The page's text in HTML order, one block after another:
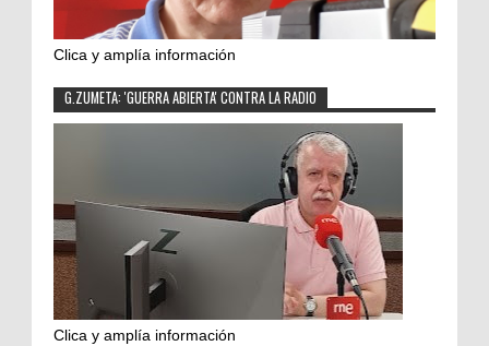
Clica y amplía información
G.ZUMETA: 'GUERRA ABIERTA' CONTRA LA RADIO
Clica y amplía información